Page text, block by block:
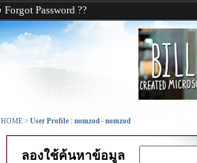
Forgot Password ??
HOME > User Profile : nomzod - nomzod
ลองใช้ค้นหาข้อมูล